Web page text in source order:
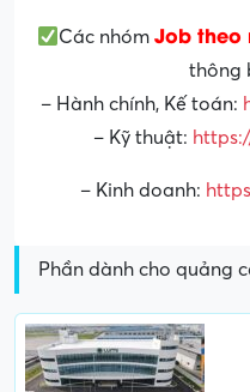
Các nhómJob theo
thông
– Hành chính, Kế toán:
– Kỹ thuật:
– Kinh doanh:
Phần dành cho quảng